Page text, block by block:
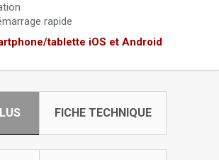
rapide
tablette iOS et Android
FICHE TECHNIQUE